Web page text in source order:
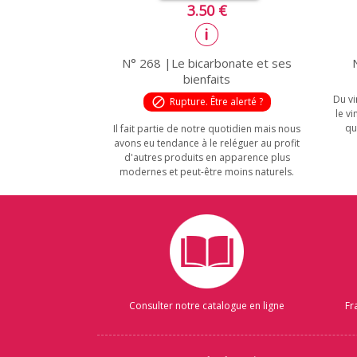
3.50 €
N° 268 |Le bicarbonate et ses
bienfaits
block Rupture. Être alerté ?
Il fait partie de notre quotidien mais nous
avons eu tendance à le reléguer au profit
d'autres produits en apparence plus
modernes et peut-être moins naturels.
Du
le
Consulter notre catalogue en ligne